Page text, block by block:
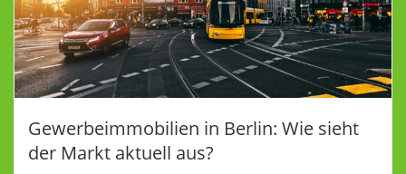
Gewerbeimmobilien in Berlin: Wie sieht
der Markt aktuell aus?